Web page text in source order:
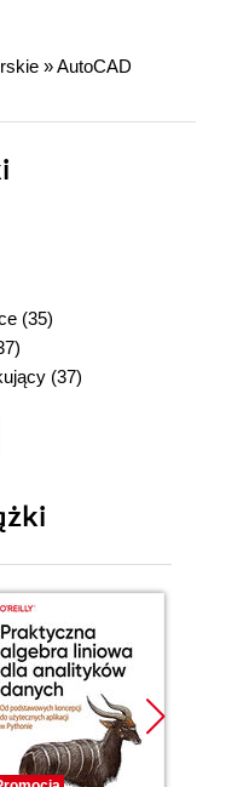
»AutoCAD
(35)
(37)
(37)
(38)
(41)